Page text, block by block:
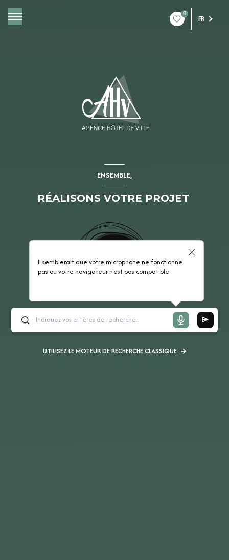
0
FR
ENSEMBLE,
RÉALISONS VOTRE PROJET
Il semblerait que votre microphone ne fonctionne
pas ou votre navigateur n'est pas compatible
UTILISEZ LE MOTEUR DE RECHERCHE CLASSIQUE